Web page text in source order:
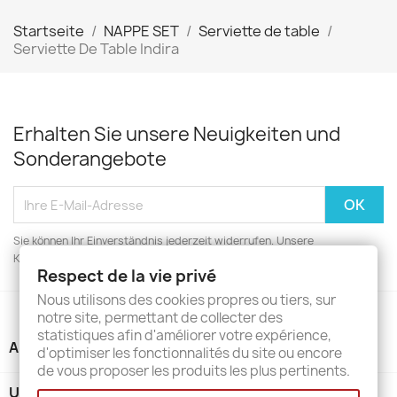
Startseite NAPPE SET
Serviette de table
Serviette De Table Indira
Erhalten Sie unsere Neuigkeiten und
Sonderangebote
Sie können Ihr Einverständnis jederzeit widerrufen. Unsere
Kontaktinformationen finden Sie u. a. in der Datenschutzerklärung.
ARTIKEL
UNTERNEHMEN
Respect de la vie privé
Nous utilisons des cookies propres ou tiers, sur
notre site, permettant de collecter des
statistiques afin d'améliorer votre expérience,
d'optimiser les fonctionnalités du site ou encore
de vous proposer les produits les plus pertinents.